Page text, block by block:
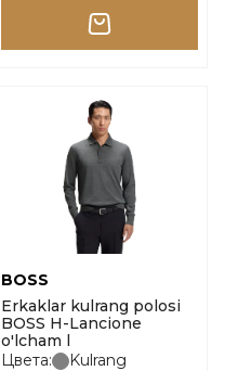
BOSS
Erkaklar kulrang polosi
BOSS H-Lancione
o'lcham l
Цвета:
Kulrang